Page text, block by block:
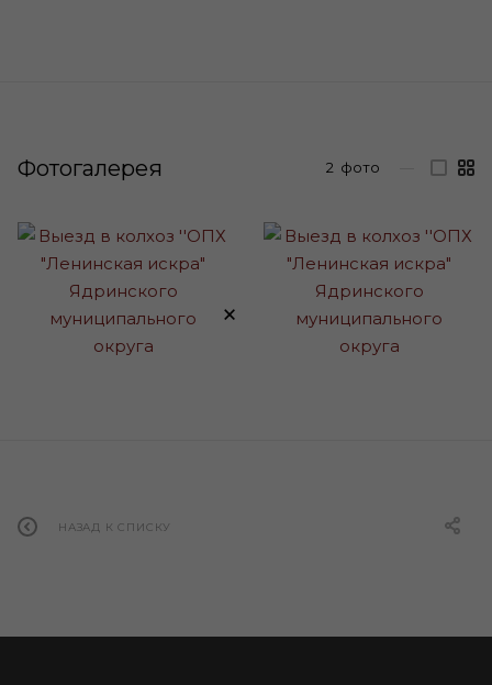
Фотогалерея 2 фото
НАЗАД К СПИСКУ
×